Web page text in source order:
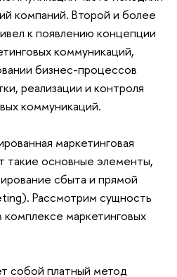
компаний. Второй и более
к появлению концепции
коммуникаций,
бизнес-процессов
реализации и контроля
коммуникаций.
маркетинговая
такие основные элементы,
сбыта и прямой
Рассмотрим сущность
маркетинговых
собой платный метод